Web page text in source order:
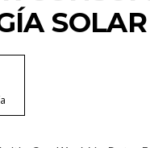
SOLAR